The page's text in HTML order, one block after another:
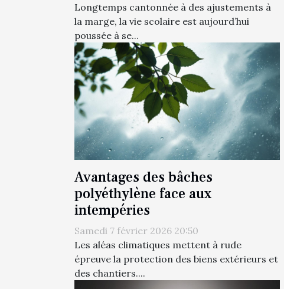
Longtemps cantonnée à des ajustements à
la marge, la vie scolaire est aujourd’hui
poussée à se...
Avantages des bâches
polyéthylène face aux
intempéries
Samedi 7 février 2026 20:50
Les aléas climatiques mettent à rude
épreuve la protection des biens extérieurs et
des chantiers....